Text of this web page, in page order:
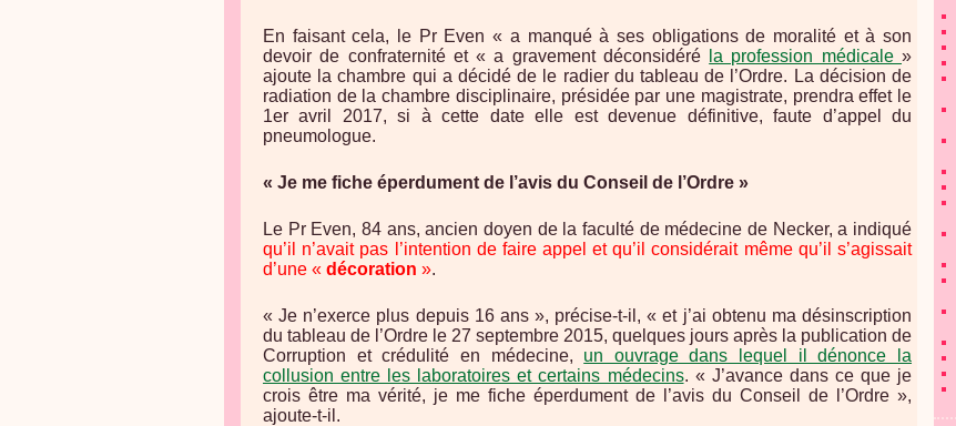
En faisant cela, le Pr Even « a manqué à ses obligations de moralité et à son
devoir de confraternité et « a gravement déconsidéré
la profession médicale»
ajoute la chambre qui a décidé de le radier du tableau de l’Ordre. La décision de
radiation de la chambre disciplinaire, présidée par une magistrate, prendra effet le
1er avril 2017, si à cette date elle est devenue définitive, faute d’appel du
pneumologue.
« Je me fiche éperdument de l’avis du Conseil de l’Ordre »
Le Pr Even, 84 ans, ancien doyen de la faculté de médecine de Necker, a indiqué
qu’il n’avait pas l’intention de faire appel et qu’il considérait même qu’il s’agissait
d’une « décoration ».
« Je n’exerce plus depuis 16 ans », précise-t-il, « et j’ai obtenu ma désinscription
du tableau de l’Ordre le 27 septembre 2015, quelques jours après la publication de
Corruption et crédulité en médecine, un ouvrage dans lequel il dénonce la
collusion entre les laboratoires et certains médecins. « J’avance dans ce que je
crois être ma vérité, je me fiche éperdument de l’avis du Conseil de l’Ordre »,
ajoute-t-il.